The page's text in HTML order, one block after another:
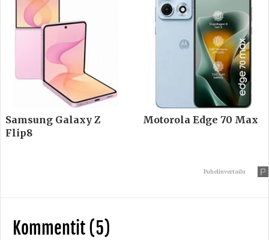
Samsung Galaxy Z
Flip8
Motorola Edge 70 Max
Puhelinvertailu
Kommentit (5)